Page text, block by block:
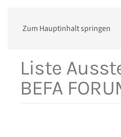
Zum Hauptinhalt springen
Liste
BEFA